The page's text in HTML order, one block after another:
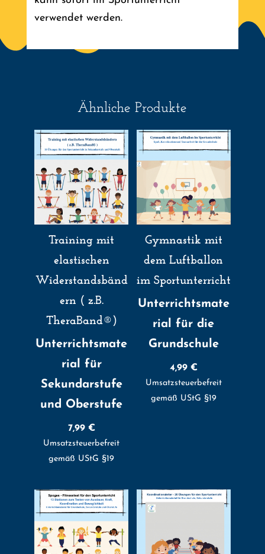
verwendet werden.
Ähnliche Produkte
Training mit
elastischen
Widerstandsbänd
ern ( z.B.
TheraBand®)
Unterrichtsmate
rial für
Sekundarstufe
und Oberstufe
7,99 €
Umsatzsteuerbefreit
gemäß UStG §19
Gymnastik mit
dem Luftballon
im Sportunterricht
Unterrichtsmate
rial für die
Grundschule
4,99 €
Umsatzsteuerbefreit
gemäß UStG §19